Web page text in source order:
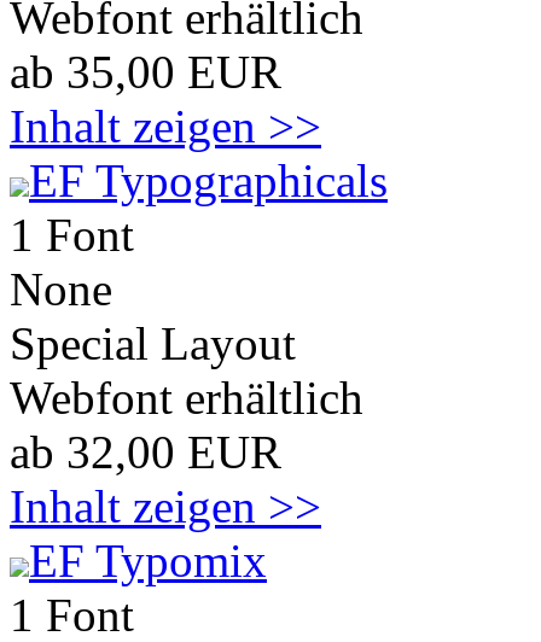
Webfont erhältlich
ab 35,00 EUR
Inhalt zeigen >>
EF Typographicals
1 Font
None
Special Layout
Webfont erhältlich
ab 32,00 EUR
Inhalt zeigen >>
EF Typomix
1 Font